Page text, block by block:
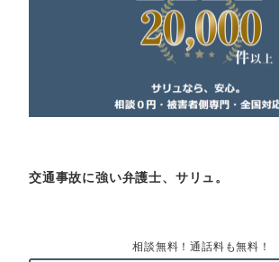
交通事故に強い弁護士、サリュ。
相談無料！通話料も無料！